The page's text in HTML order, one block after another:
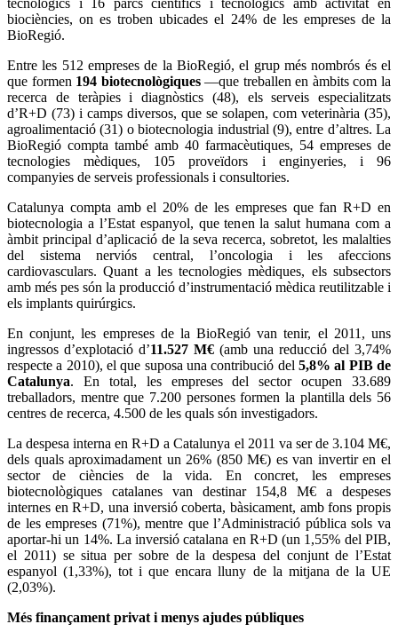
tecnològics i 16 parcs científics i tecnològics amb activitat en
biociències, on es troben ubicades el 24% de les empreses de la
BioRegió.
Entre les 512 empreses de la BioRegió, el grup més nombrós és el
que formen 194 biotecnològiques—que treballen en àmbits com la
recerca de teràpies i diagnòstics (48), els serveis especialitzats
d’R+D (73) i camps diversos, que se solapen, com veterinària (35),
agroalimentació (31) o biotecnologia industrial (9), entre d’altres. La
BioRegió compta també amb 40 farmacèutiques, 54 empreses de
tecnologies mèdiques, 105 proveïdors i enginyeries, i 96
companyies de serveis professionals i consultories.
Catalunya compta amb el 20% de les empreses que fan R+D en
biotecnologia a l’Estat espanyol, que tenen la salut humana com a
àmbit principal d’aplicació de la seva recerca, sobretot, les malalties
del sistema nerviós central, l’oncologia i les afeccions
cardiovasculars. Quant a les tecnologies mèdiques, els subsectors
amb més pes són la producció d’instrumentació mèdica reutilitzable i
els implants quirúrgics.
En conjunt, les empreses de la BioRegió van tenir, el 2011, uns
ingressos d’explotació d’11.527 M€ (amb una reducció del 3,74%
respecte a 2010), el que suposa una contribució del 5,8% al PIB de
Catalunya. En total, les empreses del sector ocupen 33.689
treballadors, mentre que 7.200 persones formen la plantilla dels 56
centres de recerca, 4.500 de les quals són investigadors.
La despesa interna en R+D a Catalunya el 2011 va ser de 3.104 M€,
dels quals aproximadament un 26% (850 M€) es van invertir en el
sector de ciències de la vida. En concret, les empreses
biotecnològiques catalanes van destinar 154,8 M€ a despeses
internes en R+D, una inversió coberta, bàsicament, amb fons propis
de les empreses (71%), mentre que l’Administració pública sols va
aportar-hi un 14%. La inversió catalana en R+D (un 1,55% del PIB,
el 2011) se situa per sobre de la despesa del conjunt de l’Estat
espanyol (1,33%), tot i que encara lluny de la mitjana de la UE
(2,03%).
Més finançament privat i menys ajudes públiques